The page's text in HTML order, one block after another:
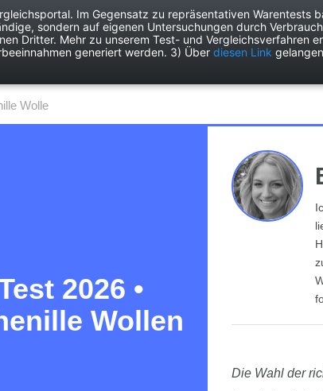
Drogerie Elektronik Freizeit Garten Haushalt
Wolle
2026 •
Wollen
Die Wahl der
Im Gegensatz zu repräsentativen Warentests
sondern auf eigenen Untersuchungen durch
Dritter. Mehr zu unserem Test- und Vergleichsverfahren
generiert werden. 3) Überdiesen Link